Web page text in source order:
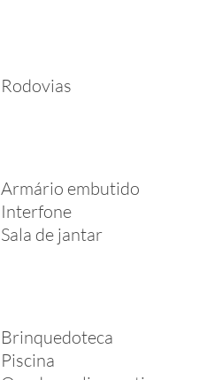
Rodovias
Armário embutido
Interfone
Sala de jantar
Brinquedoteca
Piscina